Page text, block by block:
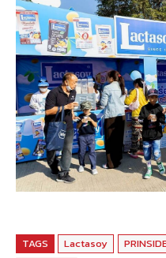
TAGS Lactasoy